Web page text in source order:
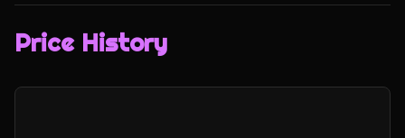
Price History